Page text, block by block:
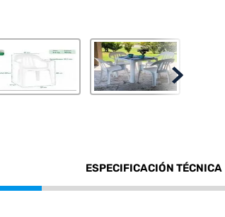
ESPECIFICACIÓN TÉCNICA